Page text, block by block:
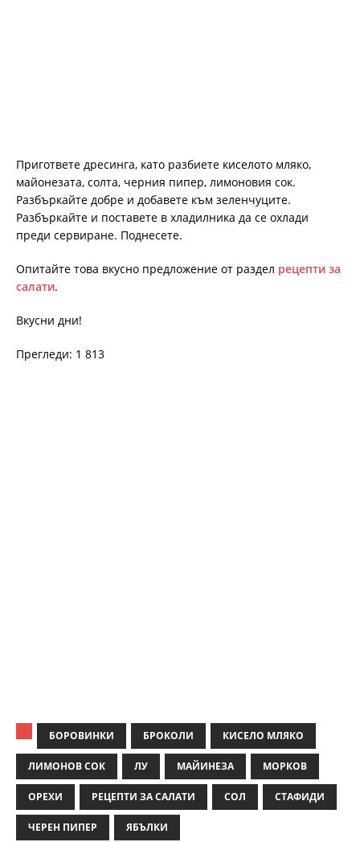
Пригответе дресинга, като разбиете киселото мляко,
майонезата, солта, черния пипер, лимоновия сок.
Разбъркайте добре и добавете към зеленчуците.
Разбъркайте и поставете в хладилника да се охлади
преди сервиране. Поднесете.
Опитайте това вкусно предложение от раздел рецепти за
салати.
Вкусни дни!
Прегледи: 1 813
БОРОВИНКИ БРОКОЛИ КИСЕЛО МЛЯКО
ЛИМОНОВ СОК ЛУ МАЙИНЕЗА МОРКОВ
ОРЕХИ РЕЦЕПТИ ЗА САЛАТИ СОЛ СТАФИДИ
ЧЕРЕН ПИПЕР ЯБЪЛКИ